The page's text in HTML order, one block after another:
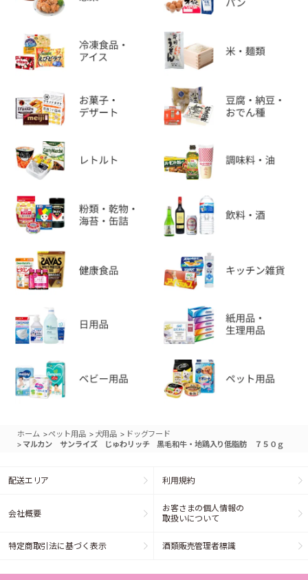
ホーム >ペット用品 > 犬用品 > ドッグフード
> マルカン サンライズ じゅわリッチ 黒毛和牛・地鶏入り低脂肪 ７５０ｇ
配送エリア 利用規約
会社概要
お客さまの個人情報の
取扱いについて
特定商取引法に基づく表示 酒類販売管理者標識